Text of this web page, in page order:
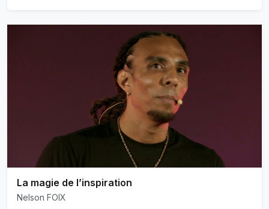
La magie de l’inspiration
Nelson FOIX